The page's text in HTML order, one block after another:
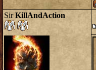
SirKillAndAction